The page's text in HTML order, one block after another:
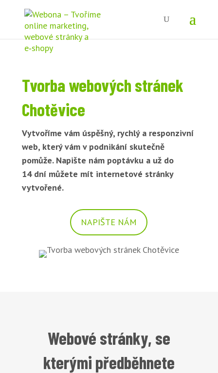
Tvorba webových stránek
Chotěvice
Vytvoříme vám úspěšný, rychlý a responzivní
web, který vám v podnikání skutečně
pomůže. Napište nám poptávku a už do
14 dní můžete mít internetové stránky
vytvořené.
NAPIŠTE NÁM
Webové stránky, se
kterými předběhnete